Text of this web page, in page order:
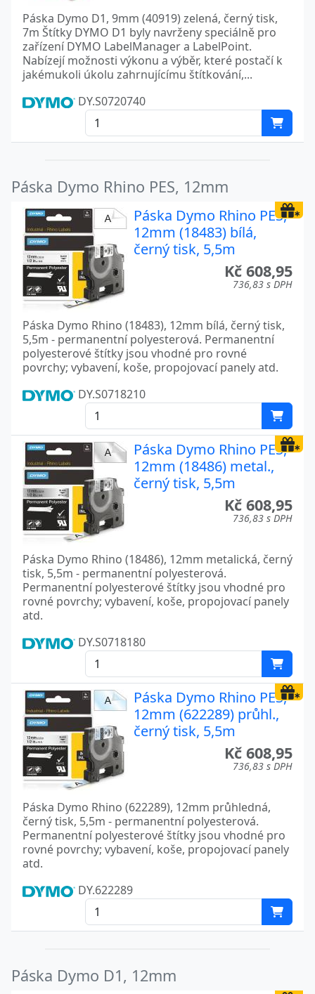
Páska Dymo D1, 9mm (40919) zelená, černý tisk,
7m Štítky DYMO D1 byly navrženy speciálně pro
zařízení DYMO LabelManager a LabelPoint.
Nabízejí možnosti výkonu a výběr, které postačí k
jakémukoli úkolu zahrnujícímu štítkování,...
DY.S0720740
Páska Dymo Rhino PES, 12mm
Páska Dymo Rhino PES,
12mm (18483) bílá,
černý tisk, 5,5m
Kč 608,95
736,83 s DPH
Páska Dymo Rhino (18483), 12mm bílá, černý tisk,
5,5m - permanentní polyesterová. Permanentní
polyesterové štítky jsou vhodné pro rovné
povrchy; vybavení, koše, propojovací panely atd.
DY.S0718210
Páska Dymo Rhino PES,
12mm (18486) metal.,
černý tisk, 5,5m
Kč 608,95
736,83 s DPH
Páska Dymo Rhino (18486), 12mm metalická, černý
tisk, 5,5m - permanentní polyesterová.
Permanentní polyesterové štítky jsou vhodné pro
rovné povrchy; vybavení, koše, propojovací panely
atd.
DY.S0718180
Páska Dymo Rhino PES,
12mm (622289) průhl.,
černý tisk, 5,5m
Kč 608,95
736,83 s DPH
Páska Dymo Rhino (622289), 12mm průhledná,
černý tisk, 5,5m - permanentní polyesterová.
Permanentní polyesterové štítky jsou vhodné pro
rovné povrchy; vybavení, koše, propojovací panely
atd.
DY.622289
Páska Dymo D1, 12mm